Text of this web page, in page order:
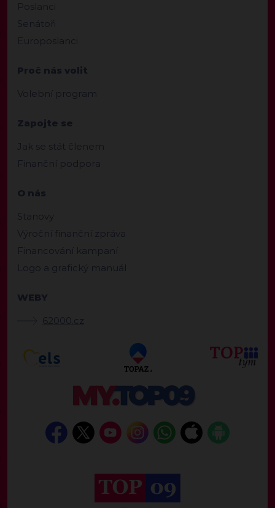
Poslanci
Senátoři
Europoslanci
Proč nás volit
Volební program
Zapojte se
Jak se stát členem
Finanční podpora
O nás
Stanovy
Výroční finanční zpráva
Financování kampaní
Logo a grafický manuál
WEBY
62000.cz